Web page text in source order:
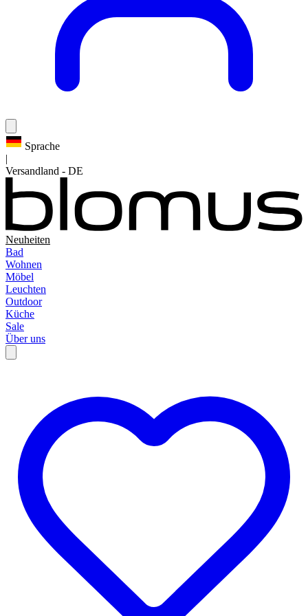
Sprache
|
Versandland - DE
Neuheiten
Bad
Wohnen
Möbel
Leuchten
Outdoor
Küche
Sale
Über uns